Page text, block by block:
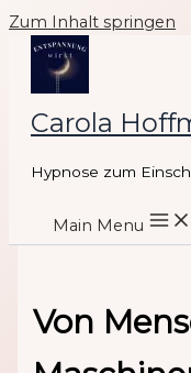
Zum Inhalt springen
Carola
Hypnose zum
Main Menu
Von